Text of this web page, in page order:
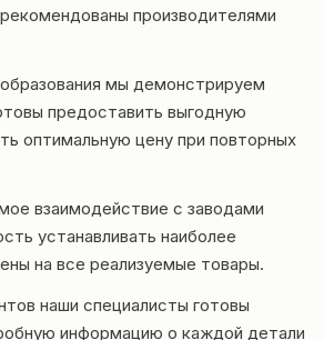
производителями
мы демонстрируем
предоставить выгодную
оптимальную цену при повторных
взаимодействие с заводами
устанавливать наиболее
на все реализуемые товары.
наши специалисты готовы
информацию о каждой детали